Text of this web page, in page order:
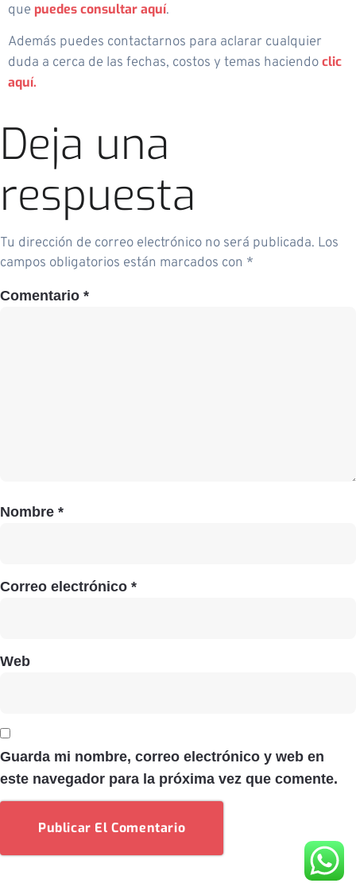
que puedes consultar aquí.
Además puedes contactarnos para aclarar cualquier
duda a cerca de las fechas, costos y temas haciendoclic
aquí.
Deja una
respuesta
Tu dirección de correo electrónico no será publicada. Los
campos obligatorios están marcados con *
Comentario *
Nombre *
Correo electrónico *
Web
Guarda mi nombre, correo electrónico y web en
este navegador para la próxima vez que comente.